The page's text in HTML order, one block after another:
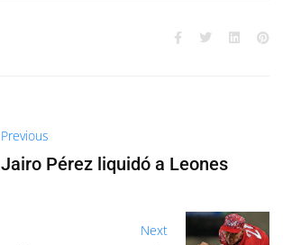
Previous
Jairo Pérez liquidó a Leones
Next